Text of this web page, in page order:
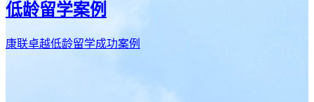
低龄留学案例
康联卓越低龄留学成功案例